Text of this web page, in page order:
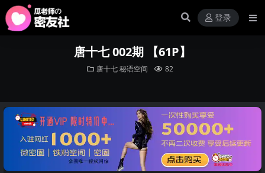
登录
唐十七 002期 【61P】
唐十七秘语空间 82